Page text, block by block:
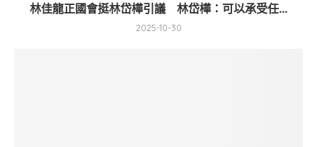
林佳龍正國會挺林岱樺引議 林岱樺：可以承受任...
2025-10-30